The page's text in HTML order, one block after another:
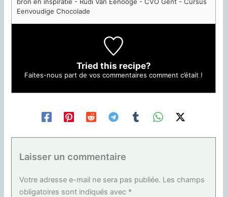
Eenvoudige Chocolade
Tried this recipe?
Faites-nous part de vos commentaires comment c’était !
Laisser un commentaire
Votre adresse e-mail ne sera pas publiée. Les champs
obligatoires sont indiqués avec *